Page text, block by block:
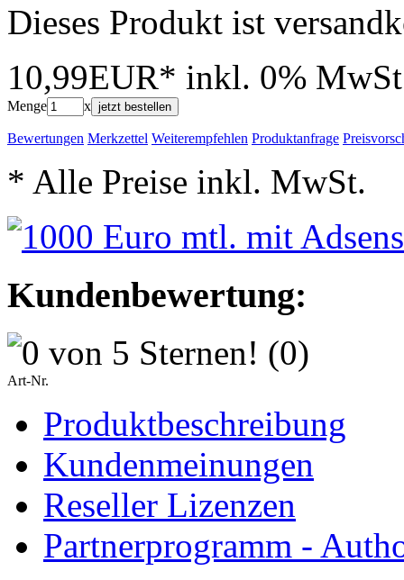
Dieses Produkt ist
10,99EUR* inkl. 0%
Menge x jetzt bestellen
Bewertungen Merkzettel Weiterempfehlen Produktanfrage
* Alle Preise inkl. MwSt.
Kundenbewertung:
(0)
Art-Nr.
Produktbeschreibung
Kundenmeinungen
Reseller Lizenzen
Partnerprogramm -